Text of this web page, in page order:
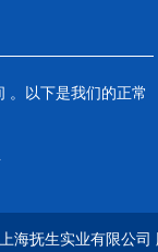
。以下是我们的正常
海抚生实业有限公司